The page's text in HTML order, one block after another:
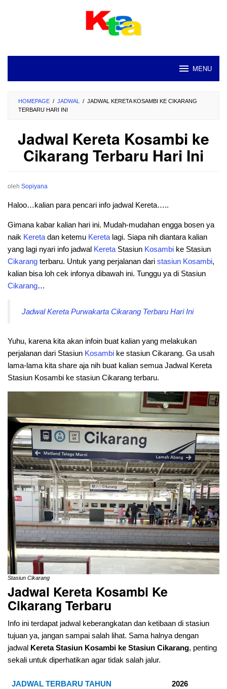
MENU
HOMEPAGE / JADWAL / JADWAL KERETA KOSAMBI KE CIKARANG
TERBARU HARI INI
Jadwal Kereta Kosambi ke
Cikarang Terbaru Hari Ini
oleh Sopiyana
Haloo…kalian para pencari info jadwal Kereta…..
Gimana kabar kalian hari ini. Mudah-mudahan engga bosen ya
naik Kereta dan ketemu Kereta lagi. Siapa nih diantara kalian
yang lagi nyari info jadwal Kereta Stasiun Kosambi ke Stasiun
Cikarang terbaru. Untuk yang perjalanan dari stasiun Kosambi,
kalian bisa loh cek infonya dibawah ini. Tunggu ya di Stasiun
Cikarang…
Jadwal Kereta Purwakarta Cikarang Terbaru Hari Ini
Yuhu, karena kita akan infoin buat kalian yang melakukan
perjalanan dari Stasiun Kosambi ke stasiun Cikarang. Ga usah
lama-lama kita share aja nih buat kalian semua Jadwal Kereta
Stasiun Kosambi ke stasiun Cikarang terbaru.
Stasiun Cikarang
Jadwal Kereta Kosambi Ke
Cikarang Terbaru
Info ini terdapat jadwal keberangkatan dan ketibaan di stasiun
tujuan ya, jangan sampai salah lihat. Sama halnya dengan
jadwal Kereta Stasiun Kosambi ke Stasiun Cikarang, penting
sekali untuk diperhatikan agar tidak salah jalur.
JADWAL TERBARU TAHUN 2026